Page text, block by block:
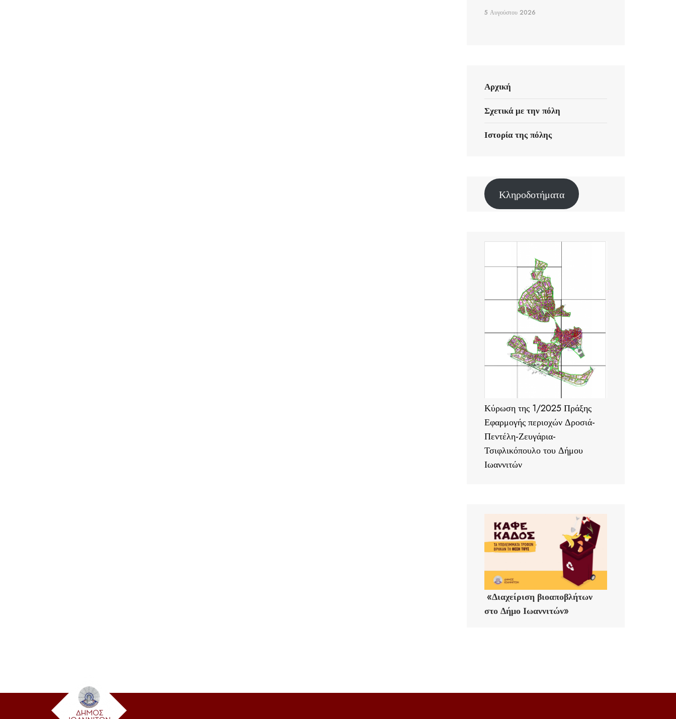
5 Αυγούστου 2026
Αρχική
Σχετικά με την πόλη
Ιστορία της πόλης
Κληροδοτήματα
Κύρωση της 1/2025 Πράξης
Εφαρμογής περιοχών Δροσιά-
Πεντέλη-Ζευγάρια-
Τσιφλικόπουλο του Δήμου
Ιωαννιτών
«Διαχείριση βιοαποβλήτων
στο Δήμο Ιωαννιτών»